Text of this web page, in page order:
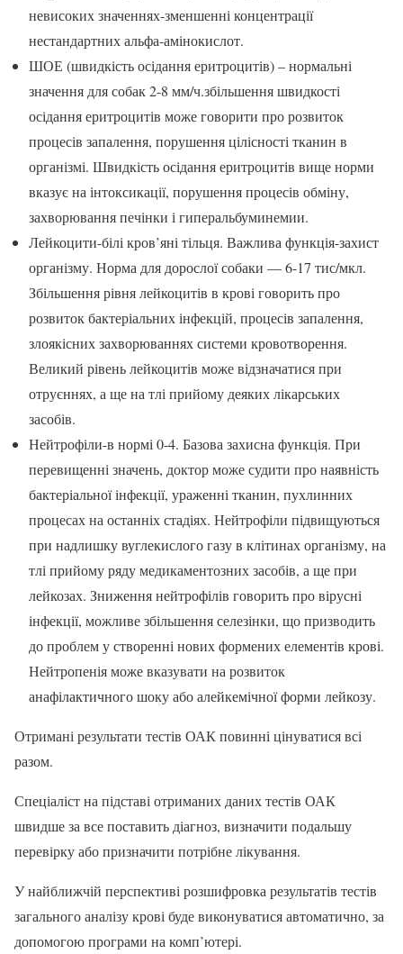
невисоких значеннях-зменшенні концентрації
нестандартних альфа-амінокислот.
ШОЕ (швидкість осідання еритроцитів) – нормальні
значення для собак 2-8 мм/ч.збільшення швидкості
осідання еритроцитів може говорити про розвиток
процесів запалення, порушення цілісності тканин в
організмі. Швидкість осідання еритроцитів вище норми
вказує на інтоксикації, порушення процесів обміну,
захворювання печінки і гиперальбуминемии.
Лейкоцити-білі кров’яні тільця. Важлива функція-захист
організму. Норма для дорослої собаки — 6-17 тис/мкл.
Збільшення рівня лейкоцитів в крові говорить про
розвиток бактеріальних інфекцій, процесів запалення,
злоякісних захворюваннях системи кровотворення.
Великий рівень лейкоцитів може відзначатися при
отруєннях, а ще на тлі прийому деяких лікарських
засобів.
Нейтрофіли-в нормі 0-4. Базова захисна функція. При
перевищенні значень, доктор може судити про наявність
бактеріальної інфекції, ураженні тканин, пухлинних
процесах на останніх стадіях. Нейтрофіли підвищуються
при надлишку вуглекислого газу в клітинах організму, на
тлі прийому ряду медикаментозних засобів, а ще при
лейкозах. Зниження нейтрофілів говорить про вірусні
інфекції, можливе збільшення селезінки, що призводить
до проблем у створенні нових формених елементів крові.
Нейтропенія може вказувати на розвиток
анафілактичного шоку або алейкемічної форми лейкозу.
Отримані результати тестів ОАК повинні цінуватися всі
разом.
Спеціаліст на підставі отриманих даних тестів ОАК
швидше за все поставить діагноз, визначити подальшу
перевірку або призначити потрібне лікування.
У найближчій перспективі розшифровка результатів тестів
загального аналізу крові буде виконуватися автоматично, за
допомогою програми на комп’ютері.